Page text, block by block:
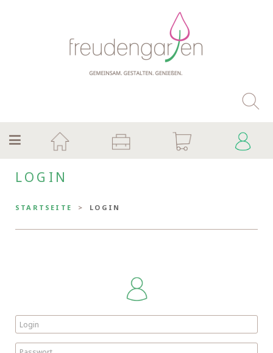
LOGIN
STARTSEITE LOGIN